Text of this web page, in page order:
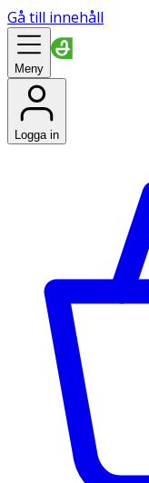
Gå till innehåll
Meny
Logga in